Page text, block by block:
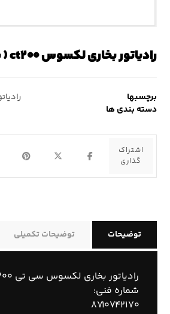
رادیاتور بخاری لکسوس ct۲۰۰ ( سی تی ۲۰۰ )
برچسبها
دسته بندی ها
توضیحات توضیحات تکمیلی
رادیاتور بخاری لکسوس سی تی ۲۰۰
شماره فنی:
۸۷۱۰۷۴۲۱۷۰